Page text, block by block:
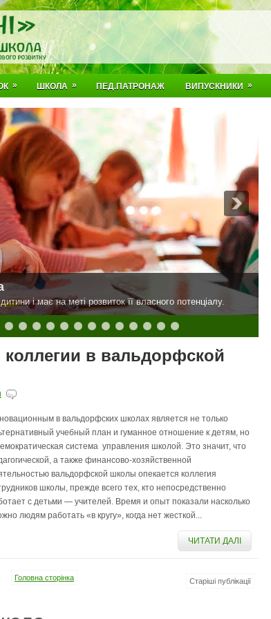
» ШКОЛА » ПЕД.ПАТРОНАЖ ВИПУСКНИКИ »
школа
вільної особистості.
коллегии в вальдорфской
в вальдорфских школах является не только
учебный план и гуманное отношение к детям, но
система управления школой. Это значит, что
а также финансово-хозяйственной
вальдорфской школы опекается коллегия
школы, прежде всего тех, кто непосредственно
с детьми — учителей. Время и опыт показали насколько
людям работать «в кругу», когда нет жесткой...
ЧИТАТИ ДАЛІ
Старіші публікації
Головна сторінка